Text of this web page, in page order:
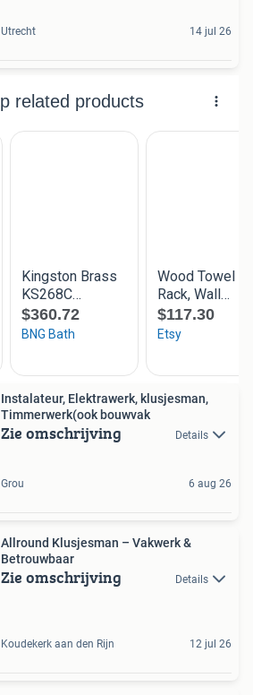
Utrecht 14 jul 26
Instalateur, Elektrawerk, klusjesman,
Timmerwerk(ook bouwvak
Zie omschrijving Details
Grou 6 aug 26
Allround Klusjesman – Vakwerk &
Betrouwbaar
Zie omschrijving Details
Koudekerk aan den Rijn 12 jul 26